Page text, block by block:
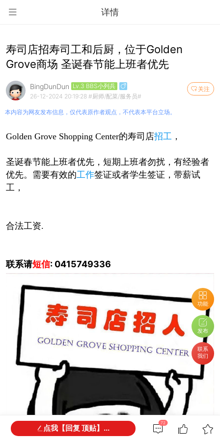
详情
功能
发布
联系
我们
寿司店招寿司工和后厨，位于Golden
Grove商场 圣诞春节能上班者优先
关注
BingDunDun Lv.3 BBS小列兵
26-12-2024 20:19:28 #厨师/配菜/服务员#
本内容为网友发布信息，仅代表原作者观点，不代表本平台立场。
Golden Grove Shopping Center的寿司店招工 ，
圣诞春节能上班者优先，短期上班者勿扰，有经验者
优先。需要有效的工作签证或者学生签证，带薪试
工，
合法工资.
联系请短信: 0415749336
72
点我【回复 顶贴】...